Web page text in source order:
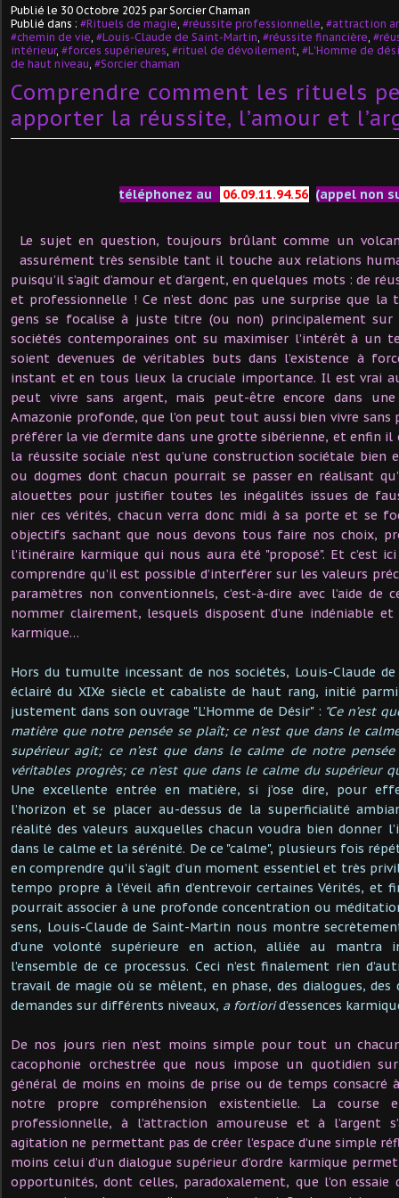
Publié le 30 Octobre 2025 par Sorcier Chaman
Publié dans : #Rituels de magie #réussite professionnelle #attraction
#chemin de vie #Louis-Claude de Saint-Martin #réussite financière
intérieur, #forces supérieures #rituel de dévoilement #L'Homme de
de haut niveau #Sorcier chaman
Comprendre comment les rituels
apporter la réussite, l’amour et
téléphonez au 06.09.11.94.56 (appel non
Le sujet en question, toujours brûlant comme un
assurément très sensible tant il touche aux relations
puisqu’il s’agit d’amour et d’argent, en quelques mots : de
et professionnelle ! Ce n’est donc pas une surprise que la
gens se focalise à juste titre (ou non) principalement sur
sociétés contemporaines ont su maximiser l’intérêt à un
soient devenues de véritables buts dans l’existence à
instant et en tous lieux la cruciale importance. Il est vrai
peut vivre sans argent, mais peut-être encore dans
Amazonie profonde, que l’on peut tout aussi bien vivre sans
préférer la vie d’ermite dans une grotte sibérienne, et enfin
la réussite sociale n’est qu’une construction sociétale bien
ou dogmes dont chacun pourrait se passer en réalisant
alouettes pour justifier toutes les inégalités issues de
nier ces vérités, chacun verra donc midi à sa porte et se
objectifs sachant que nous devons tous faire nos choix,
l’itinéraire karmique qui nous aura été "proposé". Et c’est
comprendre qu’il est possible d’interférer sur les valeurs
paramètres non conventionnels, c’est-à-dire avec l’aide
nommer clairement, lesquels disposent d’une indéniable
karmique…
Hors du tumulte incessant de nos sociétés, Louis-Claude
éclairé du XIXe siècle et cabaliste de haut rang, initié
justement dans son ouvrage "L’Homme de Désir" : "Ce n’est
matière que notre pensée se plaît; ce n’est que dans le
supérieur agit; ce n’est que dans le calme de notre
véritables progrès; ce n’est que dans le calme du supérieur
Une excellente entrée en matière, si j’ose dire, pour
l’horizon et se placer au-dessus de la superficialité
réalité des valeurs auxquelles chacun voudra bien donner
dans le calme et la sérénité. De ce "calme", plusieurs fois
en comprendre qu’il s’agit d’un moment essentiel et très
tempo propre à l’éveil afin d’entrevoir certaines Vérités, et
pourrait associer à une profonde concentration ou
sens, Louis-Claude de Saint-Martin nous montre
d’une volonté supérieure en action, alliée au mantra
l’ensemble de ce processus. Ceci n’est finalement rien
travail de magie où se mêlent, en phase, des dialogues,
demandes sur différents niveaux, a fortiorid’essences
De nos jours rien n’est moins simple pour tout un
cacophonie orchestrée que nous impose un quotidien
général de moins en moins de prise ou de temps consacré
notre propre compréhension existentielle. La course
professionnelle, à l’attraction amoureuse et à l’argent
agitation ne permettant pas de créer l’espace d’une simple
moins celui d’un dialogue supérieur d’ordre karmique
opportunités, dont celles, paradoxalement, que l’on essaie